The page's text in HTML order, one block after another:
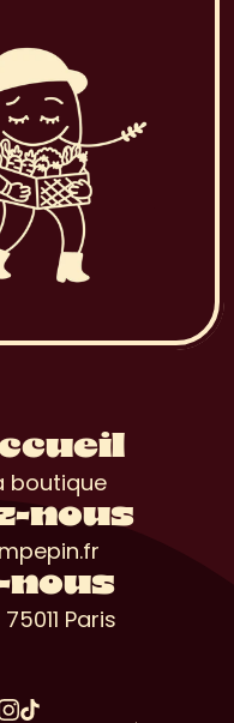
boutique
nous
nous
Paris